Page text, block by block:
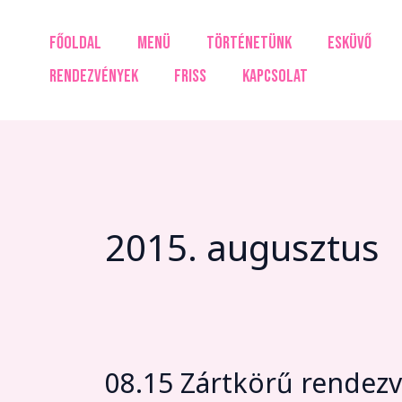
FŐOLDAL MENÜ TÖRTÉNETÜNK
ESKÜVŐ
RENDEZVÉNYEK
FRISS KAPCSOLAT
2015. augusztus
08.15 Zártkörű
08.15